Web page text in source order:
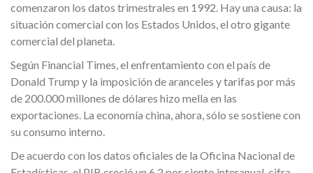
comenzaron los datos trimestrales en 1992. Hay una causa: la
situación comercial con los Estados Unidos, el otro gigante
comercial del planeta.
Según Financial Times, el enfrentamiento con el país de
Donald Trump y la imposición de aranceles y tarifas por más
de 200.000 millones de dólares hizo mella en las
exportaciones. La economía china, ahora, sólo se sostiene con
su consumo interno.
De acuerdo con los datos oficiales de la Oficina Nacional de